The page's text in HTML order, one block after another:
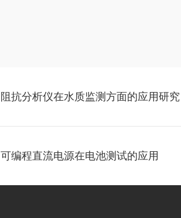
阻抗分析仪在水质监测方面的应用研究
可编程直流电源在电池测试的应用